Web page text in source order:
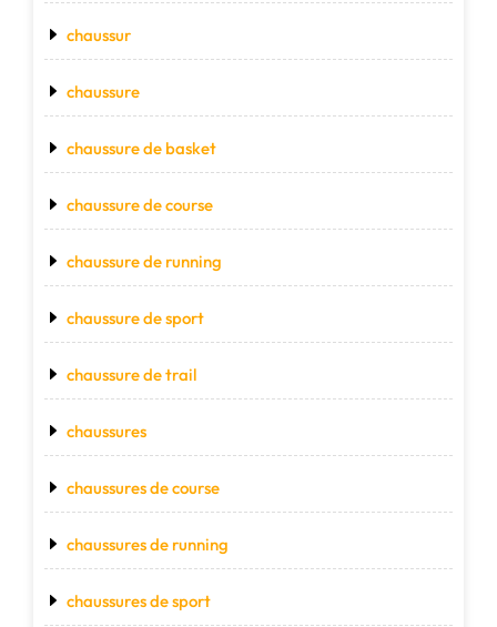
chaussur
chaussure
chaussure de basket
chaussure de course
chaussure de running
chaussure de sport
chaussure de trail
chaussures
chaussures de course
chaussures de running
chaussures de sport